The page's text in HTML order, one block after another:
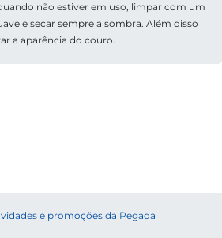
não estiver em uso, limpar com um
e secar sempre a sombra. Além disso
a aparência do couro.
e promoções da Pegada